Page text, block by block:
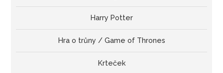
Harry Potter
Hra o trůny / Game of Thrones
Krteček